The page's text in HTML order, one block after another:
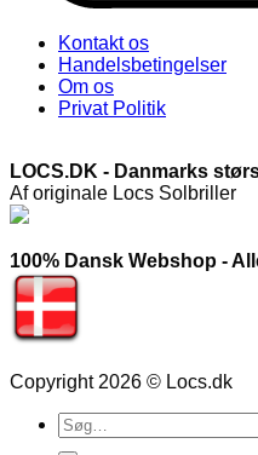
Kontakt os
Handelsbetingelser
Om os
Privat Politik
LOCS.DK - Danmarks
Af originale Locs Solbriller
100% Dansk Webshop -
Copyright 2026 © Locs.dk
Søg
efter: